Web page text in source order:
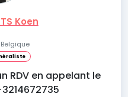
Koen
RDV en appelant le